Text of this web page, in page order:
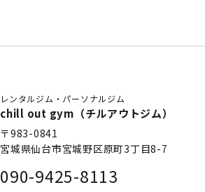
レンタルジム・パーソナルジム
chill out gym（チルアウトジム）
〒983-0841
宮城県仙台市宮城野区原町3丁目8-7
090-9425-8113